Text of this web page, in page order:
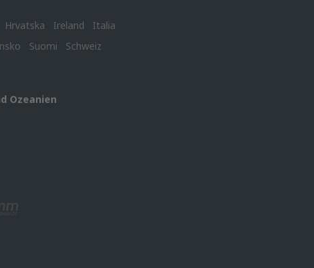
Hrvatska Ireland
Italia
Suomi
Schweiz
Ozeanien